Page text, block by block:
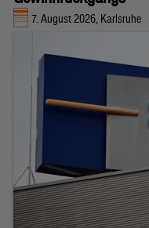
7. August 2026, Karlsruhe